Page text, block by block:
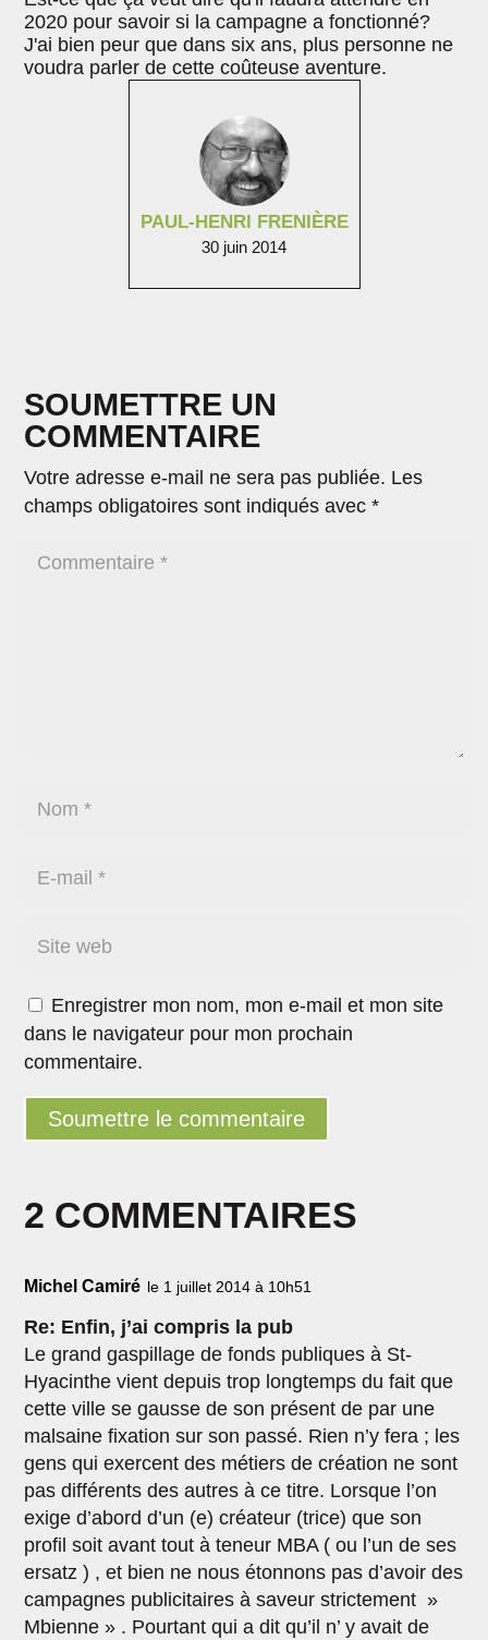
PAUL-HENRI FRENIÈRE
30 juin 2014
2020 pour savoir si la campagne a fonctionné?
J'ai bien peur que dans six ans, plus personne ne
voudra parler de cette coûteuse aventure.
2 COMMENTAIRES
Michel Camiré le 1 juillet 2014 à 10h51
Re: Enfin, j’ai compris la pub
Le grand gaspillage de fonds publiques à St-
Hyacinthe vient depuis trop longtemps du fait que
cette ville se gausse de son présent de par une
malsaine fixation sur son passé. Rien n’y fera ; les
gens qui exercent des métiers de création ne sont
pas différents des autres à ce titre. Lorsque l’on
exige d’abord d’un (e) créateur (trice) que son
profil soit avant tout à teneur MBA ( ou l’un de ses
ersatz ) , et bien ne nous étonnons pas d’avoir des
campagnes publicitaires à saveur strictement »
Mbienne » . Pourtant qui a dit qu’il n’ y avait de
SOUMETTRE UN
COMMENTAIRE
Votre adresse e-mail ne sera pas publiée. Les
champs obligatoires sont indiqués avec*
Enregistrer mon nom, mon e-mail et mon site
dans le navigateur pour mon prochain
commentaire.
Soumettre le commentaire